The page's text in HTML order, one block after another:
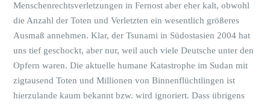
Menschenrechtsverletzungen in Fernost aber eher kalt, obwohl
die Anzahl der Toten und Verletzten ein wesentlich größeres
Ausmaß annehmen. Klar, der Tsunami in Südostasien 2004 hat
uns tief geschockt, aber nur, weil auch viele Deutsche unter den
Opfern waren. Die aktuelle humane Katastrophe im Sudan mit
zigtausend Toten und Millionen von Binnenflüchtlingen ist
hierzulande kaum bekannt bzw. wird ignoriert. Dass übrigens